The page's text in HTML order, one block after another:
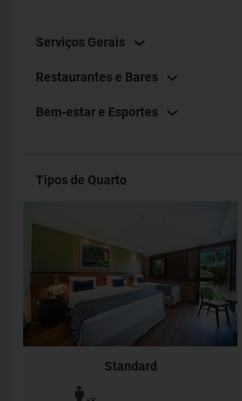
Serviços Gerais
Restaurantes e Bares
Bem-estar e Esportes
Tipos de Quarto
Standard